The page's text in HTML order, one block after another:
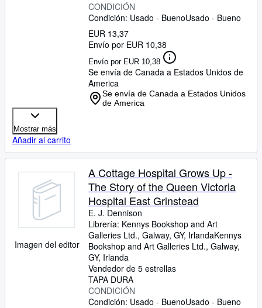
CONDICIÓN
Condición: Usado - BuenoUsado - Bueno
EUR 13,37
Envío por EUR 10,38
Envío por EUR 10,38
Se envía de Canada a Estados Unidos de
America
Se envía de Canada a Estados Unidos
de America
Mostrar más
Añadir al carrito
Imagen del editor
A Cottage Hospital Grows Up -
The Story of the Queen Victoria
Hospital East Grinstead
E. J. Dennison
Librería: Kennys Bookshop and Art
Galleries Ltd., Galway, GY, IrlandaKennys
Bookshop and Art Galleries Ltd., Galway,
GY, Irlanda
Vendedor de 5 estrellas
TAPA DURA
CONDICIÓN
Condición: Usado - BuenoUsado - Bueno